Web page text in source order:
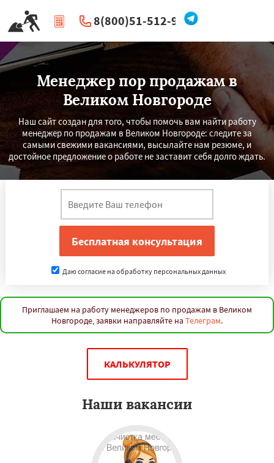
8(800)51-512-96
| Перезвоните мне
Менеджер пор продажам в
Великом Новгороде
Наш сайт создан для того, чтобы помочь вам найти работу
менеджер по продажам в Великом Новгороде: следите за
самыми свежими вакансиями, высылайте нам резюме, и
достойное предложение о работе не заставит себя долго ждать.
Даю согласие на обработку персональных данных
Приглашаем на работу менеджеров по продажам в Великом
Новгороде, заявки направляйте на Телеграм.
КАЛЬКУЛЯТОР
Наши вакансии